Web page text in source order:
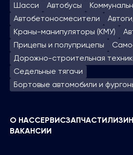
Шасси
Автобусы
Автобетоносмесители
Краны-манипуляторы (КМУ)
Прицепы и полуприцепы
Дорожно-строительная
Седельные тягачи
Бортовые автомобили и
О НАССЕРВИСЗАПЧАСТИ
ВАКАНСИИ